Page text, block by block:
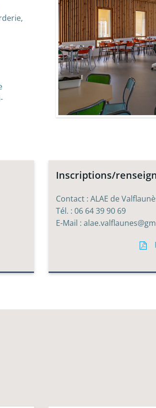
Inscriptions/
Contact : ALAE de
Tél. : 06 64 39 90 69
E-Mail :